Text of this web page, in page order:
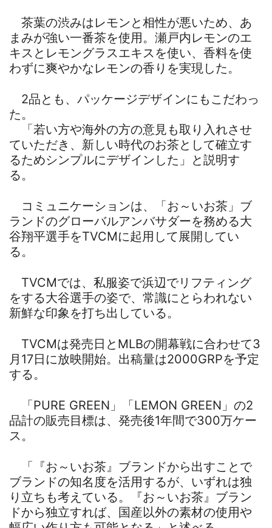
茶葉の渋みはレモンと相性が悪いため、あ
まみが強い一番茶を使用。瀬戸内レモンのエ
キスとレモングラスエキスを使い、香料を使
わずに爽やかなレモンの香りを実現した。
2品とも、パッケージデザインにもこだわっ
た。
「若い方や海外の方の意見も取り入れさせ
ていただき、新しい時代のお茶として確立す
るためシンプルにデザインした」と説明す
る。
コミュニケーションは、「お～いお茶」ブ
ランドのグローバルアンバサダーを務める大
谷翔平選手をTVCMに起用して展開してい
る。
TVCMでは、私服姿で浜辺でリフティング
をする大谷選手の姿で、常識にとらわれない
新鮮な印象を打ち出している。
TVCMは発売日とMLBの開幕戦に合わせて3
月17日に放映開始。出稿量は2000GRPを予定
する。
「PURE GREEN」「LEMON GREEN」の2
品計の販売目標は、発売後1年間で300万ケー
ス。
「『お～いお茶』ブランドから出すことで
ブランドの知名度を活用するが、いずれは独
り立ちも考えている。『お～いお茶』ブラン
ドから独立すれば、国産以外の素材の使用や